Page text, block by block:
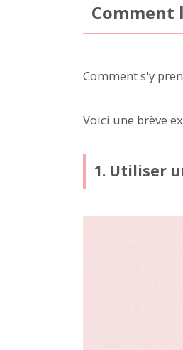
Comment
Comment s'y
Voici une brève
1. Utiliser